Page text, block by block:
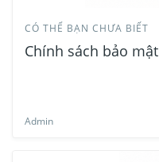
CÓ THỂ BẠN CHƯA BIẾT
Chính sách bảo mật
Admin